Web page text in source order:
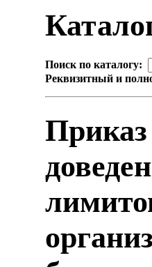
Поиск по каталогу:
Реквизитный и